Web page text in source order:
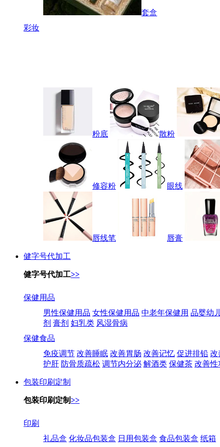
套盒
彩妆
粉底 散粉
修容粉 眼线
唇线笔 唇膏
健字号代加工
健字号代加工>>
保健用品
男性保健用品 女性保健用品 中老年保健用 品婴幼
剂 膏剂 妇乳类 风湿骨病
保健食品
免疫调节 改善睡眠 改善胃肠 改善记忆 促进排铅 改
护肝 防骨质疏松 调节内分泌 解酒类 保健茶 改善性
包装印刷定制
包装印刷定制>>
印刷
礼品盒 化妆品包装盒 日用包装盒 食品包装盒 纸箱